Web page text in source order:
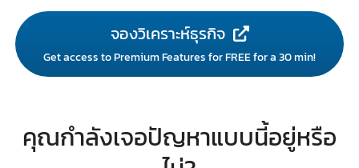
จองวิเคราะห์ธุรกิจ
Get access to Premium Features for FREE for a 30 min!
คุณกำลังเจอปัญหาแบบนี้อยู่หรือ